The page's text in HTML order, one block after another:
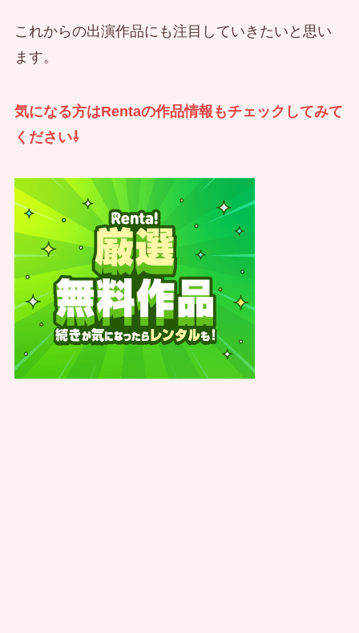
これからの出演作品にも注目していきたいと思い
ます。
気になる方はRentaの作品情報もチェックしてみて
ください⇩